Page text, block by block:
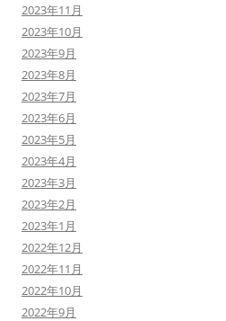
2023年11月
2023年10月
2023年9月
2023年8月
2023年7月
2023年6月
2023年5月
2023年4月
2023年3月
2023年2月
2023年1月
2022年12月
2022年11月
2022年10月
2022年9月